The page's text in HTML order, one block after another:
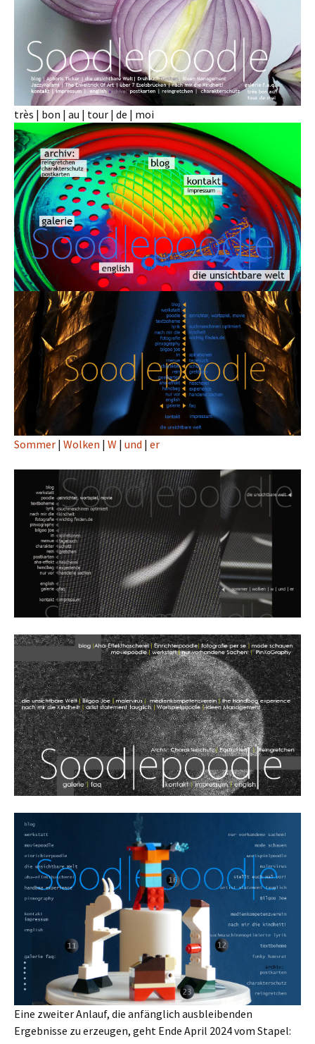
très | bon | au | tour | de | moi
Sommer | Wolken | W | und | er
Eine zweiter Anlauf, die anfänglich ausbleibenden
Ergebnisse zu erzeugen, geht Ende April 2024 vom Stapel: